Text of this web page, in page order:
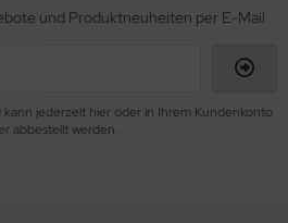
und Produktneuheiten per E-Mail
jederzeit hier oder in Ihrem Kundenkonto
abbestellt werden.